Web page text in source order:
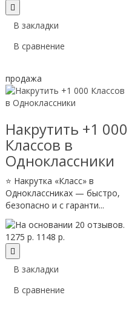
В закладки
В сравнение
продажа
Накрутить +1 000
Классов в
Одноклассники
⭐ Накрутка «Класс» в
Одноклассниках — быстро,
безопасно и с гаранти...
1275 р. 1148 р.
В закладки
В сравнение